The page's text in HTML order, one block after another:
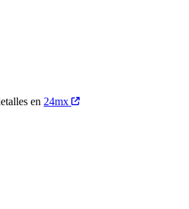
en 24mx